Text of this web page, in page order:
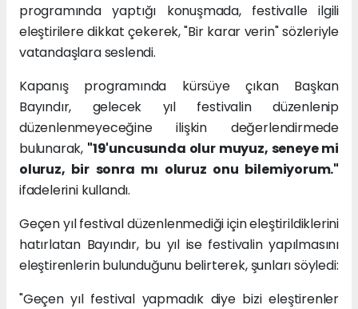
programında yaptığı konuşmada, festivalle ilgili
eleştirilere dikkat çekerek, "Bir karar verin" sözleriyle
vatandaşlara seslendi.
Kapanış programında kürsüye çıkan Başkan
Bayındır, gelecek yıl festivalin düzenlenip
düzenlenmeyeceğine ilişkin değerlendirmede
bulunarak, "19'uncusunda olur muyuz, seneye mi
oluruz, bir sonra mı oluruz onu bilemiyorum."
ifadelerini kullandı.
Geçen yıl festival düzenlenmediği için eleştirildiklerini
hatırlatan Bayındır, bu yıl ise festivalin yapılmasını
eleştirenlerin bulunduğunu belirterek, şunları söyledi:
"Geçen yıl festival yapmadık diye bizi eleştirenler